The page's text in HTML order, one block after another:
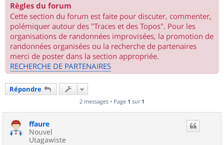
Règles du forum
Cette section du forum est faite pour discuter, commenter,
polémiquer autour des "Traces et des Topos". Pour les
organisations de randonnées improvisées, la promotion de
randonnées organisées ou la recherche de partenaires
merci de poster dans la section appropriée.
RECHERCHE DE PARTENAIRES
Répondre
2 messages • Page 1 sur 1
ffaure
Nouvel
Utagawiste